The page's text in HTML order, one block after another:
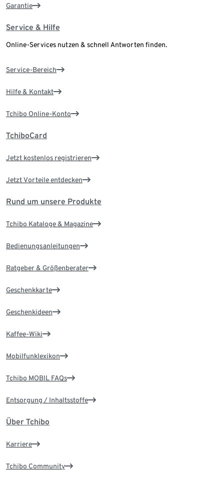
Garantie
Service & Hilfe
Online-Services nutzen & schnell Antworten finden.
Service-Bereich
Hilfe & Kontakt
Tchibo Online-Konto
TchiboCard
Jetzt kostenlos registrieren
Jetzt Vorteile entdecken
Rund um unsere Produkte
Tchibo Kataloge & Magazine
Bedienungsanleitungen
Ratgeber & Größenberater
Geschenkkarte
Geschenkideen
Kaffee-Wiki
Mobilfunklexikon
Tchibo MOBIL FAQs
Entsorgung / Inhaltsstoffe
Über Tchibo
Karriere
Tchibo Community